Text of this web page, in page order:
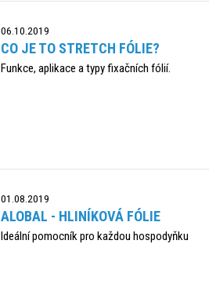
06.10.2019
CO JE TO STRETCH FÓLIE?
Funkce, aplikace a typy fixačních fólií.
01.08.2019
ALOBAL - HLINÍKOVÁ FÓLIE
Ideální pomocník pro každou hospodyňku